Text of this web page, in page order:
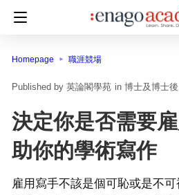
Homepage 職涯競場
英論閣學苑 in 博士及博士後
決定你是否需要
助你的學術寫作
雇用寫手不該是個可恥或是不